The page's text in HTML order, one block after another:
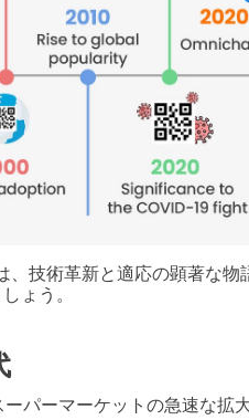
技術革新と適応の顕著な物
ょう。
パーマーケットの急速な拡